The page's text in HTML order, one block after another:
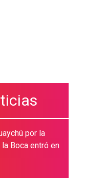
por la
Boca entró en